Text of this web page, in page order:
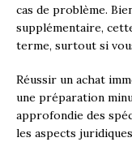
cas de problème.
supplémentaire,
terme, surtout si
Réussir un achat
une préparation
approfondie des
les aspects